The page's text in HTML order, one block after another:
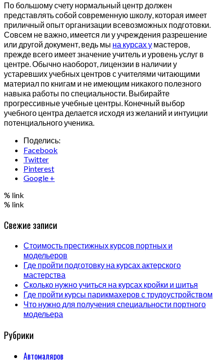
По большому счету нормальный центр должен
представлять собой современную школу, которая имеет
приличный опыт организации всевозможных подготовки.
Совсем не важно, имеется ли у учреждения разрешение
или другой документ, ведь мы на курсах у мастеров,
прежде всего имеет значение учитель и уровень услуг в
центре. Обычно наоборот, лицензии в наличии у
устаревших учебных центров с учителями читающими
материал по книгам и не имеющим никакого полезного
навыка работы по специальности. Выбирайте
прогрессивные учебные центры. Конечный выбор
учебного центра делается исходя из желаний и интуиции
потенциального ученика.
Поделись:
Facebook
Twitter
Pinterest
Google +
% link
% link
Свежие записи
Стоимость престижных курсов портных и
модельеров
Где пройти подготовку на курсах актерского
мастерства
Сколько нужно учиться на курсах кройки и шитья
Где пройти курсы парикмахеров с трудоустройством
Что нужно для получения специальности портного
модельера
Рубрики
Автомаляров